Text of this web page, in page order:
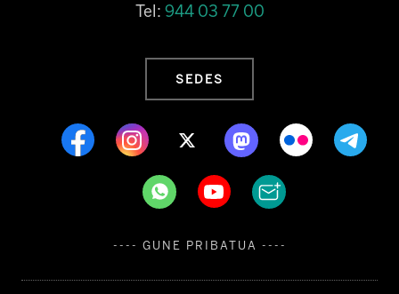
Tel: 944 03 77 00
SEDES
---- GUNE PRIBATUA ----